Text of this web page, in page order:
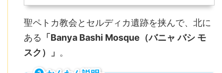
聖ペトカ教会とセルディカ遺跡を挟んで、北に
ある 「Banya Bashi Mosque（バニャ バシ モ
スク）」 。